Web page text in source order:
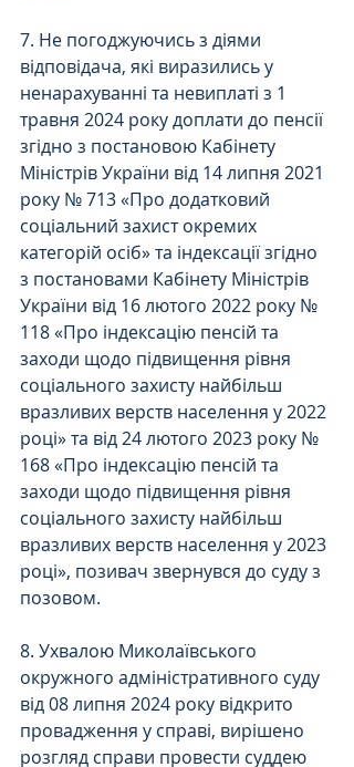
7. Не погоджуючись з діями
відповідача, які виразились у
ненарахуванні та невиплаті з 1
травня 2024 року доплати до пенсії
згідно з постановою Кабінету
Міністрів України від 14 липня 2021
року № 713 «Про додатковий
соціальний захист окремих
категорій осіб» та індексації згідно
з постановами Кабінету Міністрів
України від 16 лютого 2022 року №
118 «Про індексацію пенсій та
заходи щодо підвищення рівня
соціального захисту найбільш
вразливих верств населення у 2022
році» та від 24 лютого 2023 року №
168 «Про індексацію пенсій та
заходи щодо підвищення рівня
соціального захисту найбільш
вразливих верств населення у 2023
році», позивач звернувся до суду з
позовом.
8. Ухвалою Миколаївського
окружного адміністративного суду
від 08 липня 2024 року відкрито
провадження у справі, вирішено
розгляд справи провести суддею